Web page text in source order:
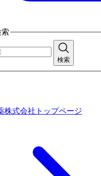
検索
株式会社トップページ